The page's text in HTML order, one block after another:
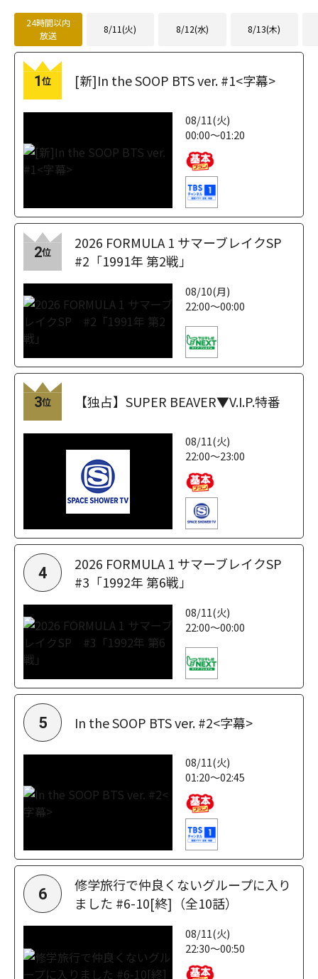
24時間以内
放送
8/11(火) 8/12(水) 8/13(木)
1位 [新]In the SOOP BTS ver. #1<字幕>
08/11(火)
00:00～01:20
2位
2026 FORMULA 1 サマーブレイクSP
#2「1991年 第2戦」
08/10(月)
22:00～00:00
3位 【独占】SUPER BEAVER▼V.I.P.特番
08/11(火)
22:00～23:00
4
2026 FORMULA 1 サマーブレイクSP
#3「1992年 第6戦」
08/11(火)
22:00～00:00
5 In the SOOP BTS ver. #2<字幕>
08/11(火)
01:20～02:45
6
修学旅行で仲良くないグループに入り
ました #6-10[終]（全10話）
08/11(火)
22:30～00:50